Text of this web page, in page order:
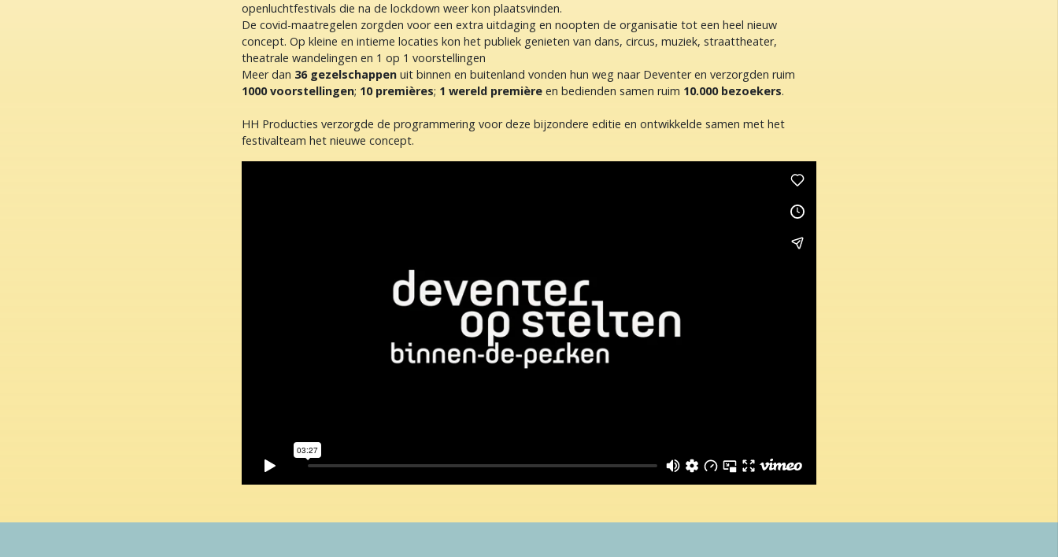
openluchtfestivals die na de lockdown weer kon plaatsvinden.
De covid-maatregelen zorgden voor een extra uitdaging en noopten de organisatie tot een heel nieuw
concept. Op kleine en intieme locaties kon het publiek genieten van dans, circus, muziek, straattheater,
theatrale wandelingen en 1 op 1 voorstellingen
Meer dan 36 gezelschappen uit binnen en buitenland vonden hun weg naar Deventer en verzorgden ruim
1000 voorstellingen; 10 premières; 1 wereld première en bedienden samen ruim 10.000 bezoekers.
HH Producties verzorgde de programmering voor deze bijzondere editie en ontwikkelde samen met het
festivalteam het nieuwe concept.